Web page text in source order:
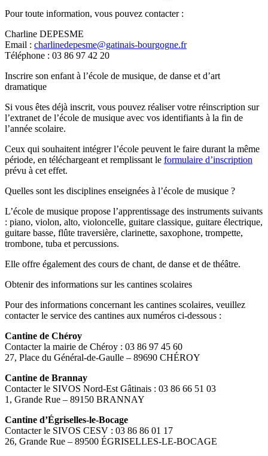
Pour toute information, vous pouvez contacter :
Charline DEPESME
Email : charlinedepesme@gatinais-bourgogne.fr
Téléphone : 03 86 97 42 20
Inscrire son enfant à l’école de musique, de danse et d’art
dramatique
Si vous êtes déjà inscrit, vous pouvez réaliser votre réinscription sur
l’extranet de l’école de musique avec vos identifiants à la fin de
l’année scolaire.
Ceux qui souhaitent intégrer l’école peuvent le faire durant la même
période, en téléchargeant et remplissant le formulaire d’inscription
prévu à cet effet.
Quelles sont les disciplines enseignées à l’école de musique ?
L’école de musique propose l’apprentissage des instruments suivants
: piano, violon, alto, violoncelle, guitare classique, guitare électrique,
guitare basse, flûte traversière, clarinette, saxophone, trompette,
trombone, tuba et percussions.
Elle offre également des cours de chant, de danse et de théâtre.
Obtenir des informations sur les cantines scolaires
Pour des informations concernant les cantines scolaires, veuillez
contacter le service des cantines aux numéros ci-dessous :
Cantine de Chéroy
Contacter la mairie de Chéroy : 03 86 97 45 60
27, Place du Général-de-Gaulle – 89690 CHÉROY
Cantine de Brannay
Contacter le SIVOS Nord-Est Gâtinais : 03 86 66 51 03
1, Grande Rue – 89150 BRANNAY
Cantine d’Égriselles-le-Bocage
Contacter le SIVOS CESV : 03 86 86 01 17
26, Grande Rue – 89500 ÉGRISELLES-LE-BOCAGE